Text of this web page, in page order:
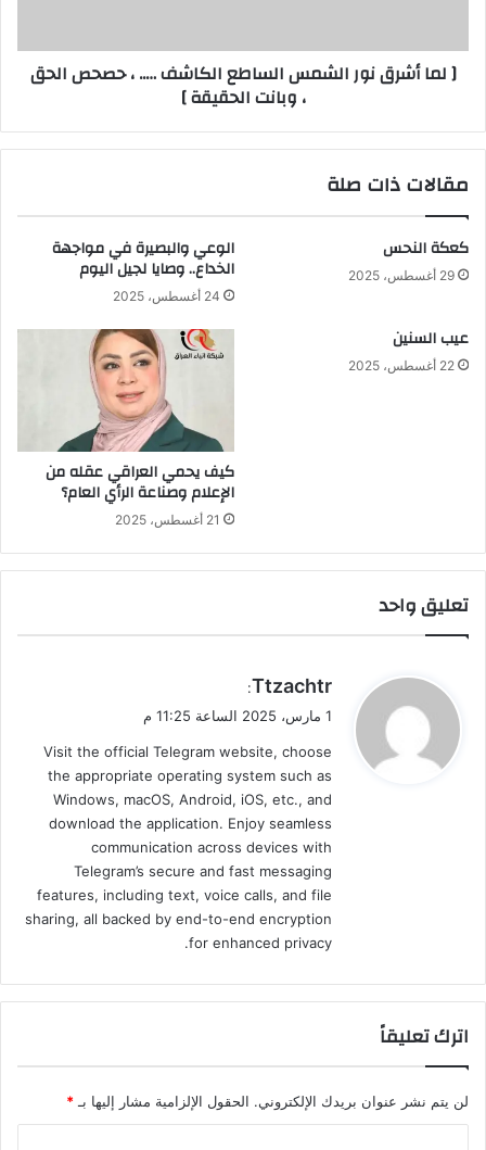
،
حصحص
]
[ لما أشرق نور الشمس الساطع الكاشف ….. ، حصحص الحق
، وبانت الحقيقة ]
مقالات ذات صلة
كعكة النحس
29 أغسطس، 2025
الوعي والبصيرة في مواجهة
الخداع.. وصايا لجيل اليوم
24 أغسطس، 2025
عيب السنين
22 أغسطس، 2025
كيف يحمي العراقي عقله من
الإعلام وصناعة الرأي العام؟
21 أغسطس، 2025
تعليق واحد
ي
ل
Ttzachtr
:
1 مارس، 2025 الساعة 11:25 م
Visit the official Telegram website, choose
the appropriate operating system such as
Windows, macOS, Android, iOS, etc., and
download the application. Enjoy seamless
communication across devices with
Telegram’s secure and fast messaging
features, including text, voice calls, and file
sharing, all backed by end-to-end encryption
for enhanced privacy.
اترك تعليقاً
لن يتم نشر عنوان بريدك الإلكتروني. الحقول الإلزامية مشار إليها بـ *